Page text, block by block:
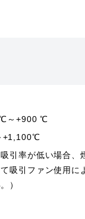
～+900 ℃
+1,100℃
引率が低い場合、
て吸引ファン使用
）